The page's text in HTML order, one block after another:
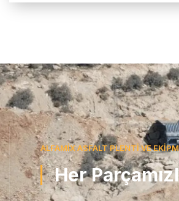
ALFAMİX ASFALT PLENTİ VE
Her